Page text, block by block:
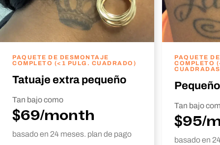
PAQUETE DE DESMONTAJE
COMPLETO (<1 PULG. CUADRADO)
Tatuaje extra pequeño
Tan bajo como
$69/month
basado en 24 meses. plan de pago
PAQUETE
COMPLETO
Tan bajo
$95/
basado en